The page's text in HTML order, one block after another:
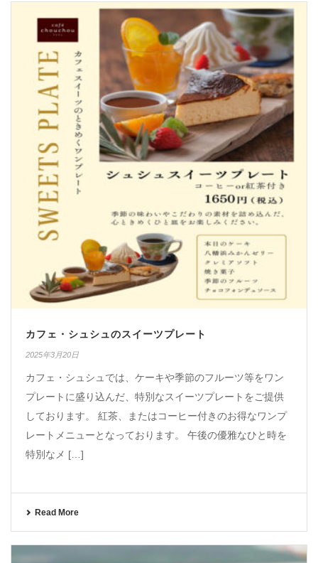
カフェ・シュシュのスイーツプレート
2025年3月20日
カフェ・シュシュでは、ケーキや季節のフルーツ等をワン
プレートに盛り込んだ、特別なスイーツプレートをご提供
しております。 紅茶、またはコーヒー付きのお得なワンプ
レートメニューとなっております。 午後の優雅なひと時を
特別なメ […]
Read More